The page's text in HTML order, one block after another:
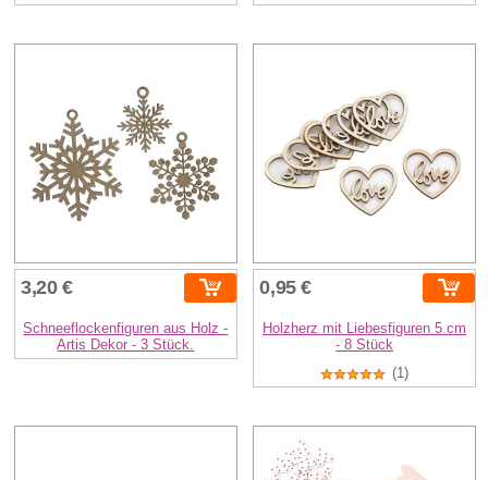
3,20 €
Schneeflockenfiguren aus Holz -
Artis Dekor - 3 Stück.
0,95 €
Holzherz mit Liebesfiguren 5 cm
- 8 Stück
(1)